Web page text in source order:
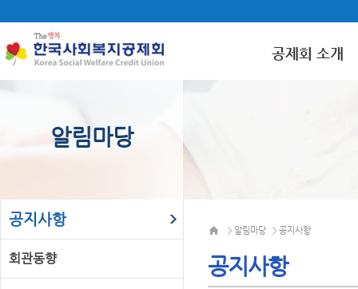
공제회 소개
알림마당
공지사항
회관동향
> 알림마당 > 공지사항
공지사항